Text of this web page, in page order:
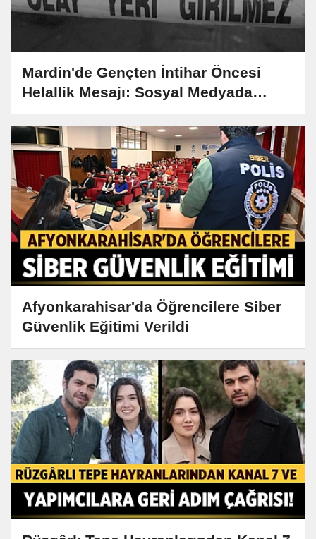
Mardin'de Gençten İntihar Öncesi
Helallik Mesajı: Sosyal Medyada
Yürek Yakan Veda
Afyonkarahisar'da Öğrencilere Siber
Güvenlik Eğitimi Verildi